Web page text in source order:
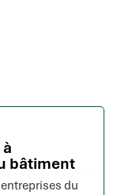
bâtiment
du